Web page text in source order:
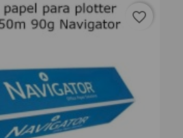
favorite_border